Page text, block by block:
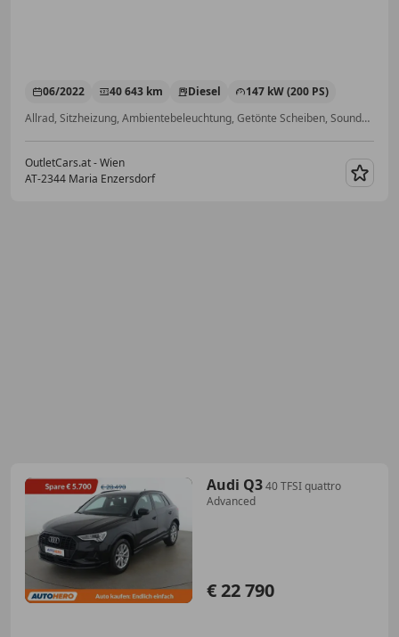
06/2022 40 643 km Diesel
147 kW (200 PS)
Allrad, Sitzheizung, Ambientebeleuchtung, Getönte Scheiben, Soundsystem, Klimaanlage, Seitenairbag, Alarmanlage
OutletCars.at - Wien
AT-2344 Maria Enzersdorf
Audi Q340 TFSI quattro
Advanced
€ 22 790